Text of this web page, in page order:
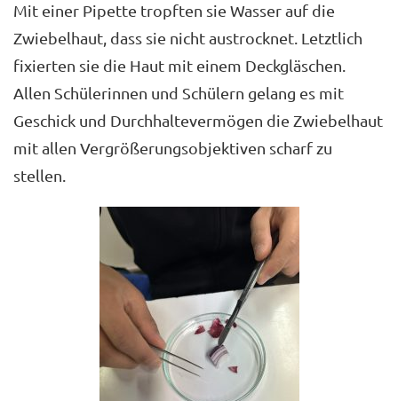
Mit einer Pipette tropften sie Wasser auf die
Zwiebelhaut, dass sie nicht austrocknet. Letztlich
fixierten sie die Haut mit einem Deckgläschen.
Allen Schülerinnen und Schülern gelang es mit
Geschick und Durchhaltevermögen die Zwiebelhaut
mit allen Vergrößerungsobjektiven scharf zu
stellen.